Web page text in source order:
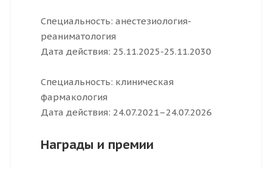
Специальность: анестезиология-
реаниматология
Дата действия: 25.11.2025-25.11.2030
Специальность: клиническая
фармакология
Дата действия: 24.07.2021–24.07.2026
Награды и премии